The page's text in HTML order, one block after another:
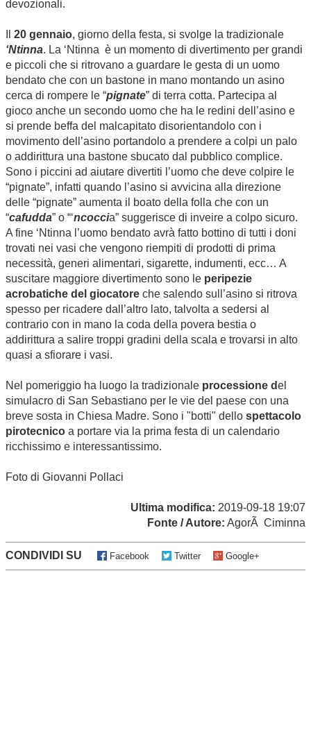
devozionali.
20 gennaio, giorno della festa, si svolge la tradizionale
‘Ntinna. La ‘Ntinna è un momento di divertimento per grandi
e piccoli che si ritrovano a guardare le gesta di un uomo
bendato che con un bastone in mano montando un asino
cerca di rompere le “pignate” di terra cotta. Partecipa al
gioco anche un secondo uomo che ha le redini dell’asino e
si prende beffa del malcapitato disorientandolo con i
movimento dell’asino portandolo a prendere a colpi un palo
o addirittura una bastone sbucato dal pubblico complice.
Sono i piccini ad aiutare divertiti l’uomo che deve colpire le
“pignate”, infatti quando l’asino si avvicina alla direzione
delle “pignate” aumenta il boato della folla che con un
“cafudda” o “‘ncoccia” suggerisce di inveire a colpo sicuro.
A fine ‘Ntinna l’uomo bendato avrà fatto bottino di tutti i doni
trovati nei vasi che vengono riempiti di prodotti di prima
necessità, generi alimentari, sigarette, indumenti, ecc… A
suscitare maggiore divertimento sono le peripezie
acrobatiche del giocatore che salendo sull’asino si ritrova
spesso per ricadere dall’altro lato, talvolta a sedersi al
contrario con in mano la coda della povera bestia o
addirittura a salire troppi gradini della scala e trovarsi in alto
quasi a sfiorare i vasi.
Nel pomeriggio ha luogo la tradizionale processione del
simulacro di San Sebastiano per le vie del paese con una
breve sosta in Chiesa Madre. Sono i "botti" dello spettacolo
pirotecnico a portare via la prima festa di un calendario
ricchissimo e interessantissimo.
Foto di Giovanni Pollaci
Ultima modifica: 2019-09-18 19:07
Fonte / Autore: AgorÃ Ciminna
CONDIVIDI SU Facebook Twitter Google+